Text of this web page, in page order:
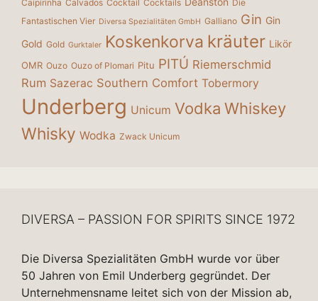
Caipirinha Calvados Cocktail Cocktails
Die
Fantastischen Vier Diversa Spezialitäten GmbH Galliano Gin Gin
Gold Gold Gurktaler Koskenkorva kräuter Likör
OMR Ouzo Ouzo of Plomari Pitu PITÚ Riemerschmid
Rum Sazerac Southern Comfort Tobermory
Underberg Unicum Vodka Whiskey
Whisky Wodka Zwack Unicum
DIVERSA – PASSION FOR SPIRITS SINCE 1972
Die Diversa Spezialitäten GmbH wurde vor über
50 Jahren von Emil Underberg gegründet. Der
Unternehmensname leitet sich von der Mission ab,